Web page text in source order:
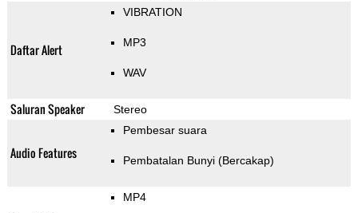
Daftar Alert
VIBRATION
MP3
WAV
Saluran Speaker Stereo
Audio Features
Pembesar suara
Pembatalan Bunyi (Bercakap)
MP4